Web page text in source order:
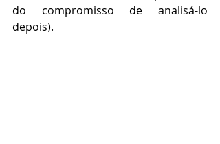
do compromisso de analisá-lo
depois).